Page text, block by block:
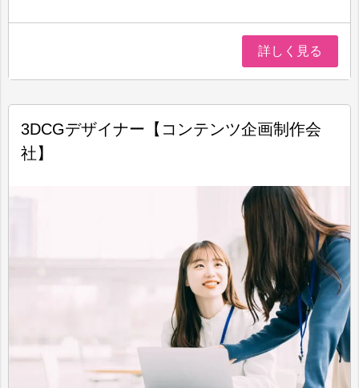
詳しく見る
3DCGデザイナー【コンテンツ企画制作会
社】